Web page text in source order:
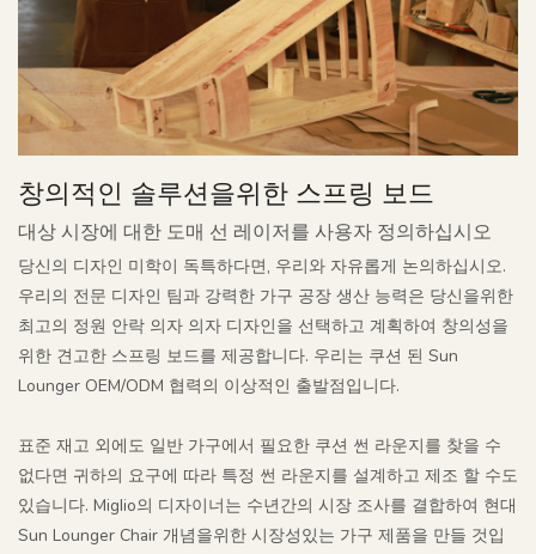
창의적인 솔루션을위한 스프링 보드
대상 시장에 대한 도매 선 레이저를 사용자 정의하십시오
당신의 디자인 미학이 독특하다면, 우리와 자유롭게 논의하십시오.
우리의 전문 디자인 팀과 강력한 가구 공장 생산 능력은 당신을위한
최고의 정원 안락 의자 의자 디자인을 선택하고 계획하여 창의성을
위한 견고한 스프링 보드를 제공합니다. 우리는 쿠션 된 Sun
Lounger OEM/ODM 협력의 이상적인 출발점입니다.
표준 재고 외에도 일반 가구에서 필요한 쿠션 썬 라운지를 찾을 수
없다면 귀하의 요구에 따라 특정 썬 라운지를 설계하고 제조 할 수도
있습니다. Miglio의 디자이너는 수년간의 시장 조사를 결합하여 현대
Sun Lounger Chair 개념을위한 시장성있는 가구 제품을 만들 것입